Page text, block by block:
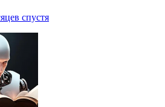
спустя